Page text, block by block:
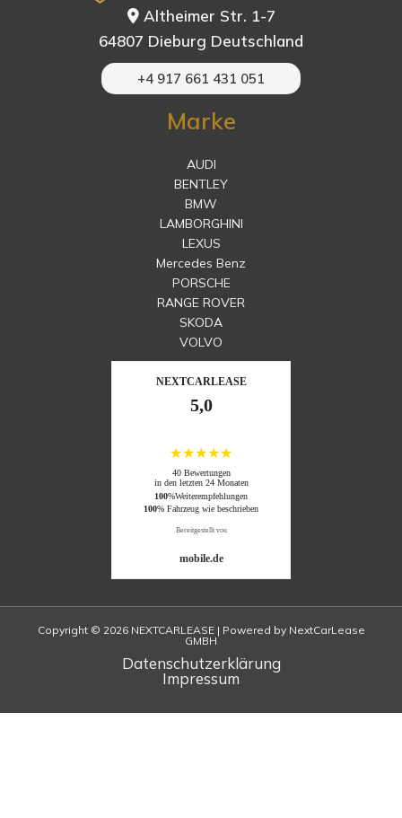
Altheimer Str. 1-7
64807 Dieburg Deutschland
+4 917 661 431 051
Marke
AUDI
BENTLEY
BMW
LAMBORGHINI
LEXUS
Mercedes Benz
PORSCHE
RANGE ROVER
SKODA
VOLVO
NEXTCARLEASE
5,0
★★★★★
40 Bewertungen
in den letzten 24 Monaten
100%Weiterempfehlungen
100% Fahrzeug wie beschrieben
Bereitgestellt von
mobile.de
Copyright © 2026 NEXTCARLEASE | Powered by NextCarLease
GMBH
Datenschutzerklärung
Impressum